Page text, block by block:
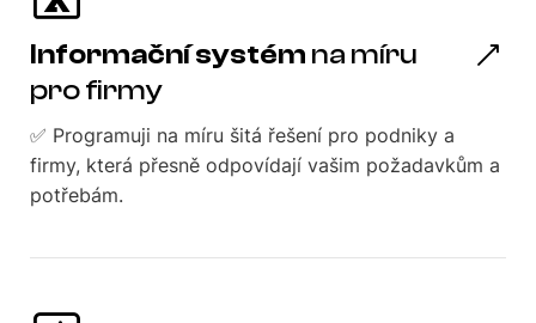
Informační systém na míru
pro firmy
✅ Programuji na míru šitá řešení pro podniky a
firmy, která přesně odpovídají vašim požadavkům a
potřebám.